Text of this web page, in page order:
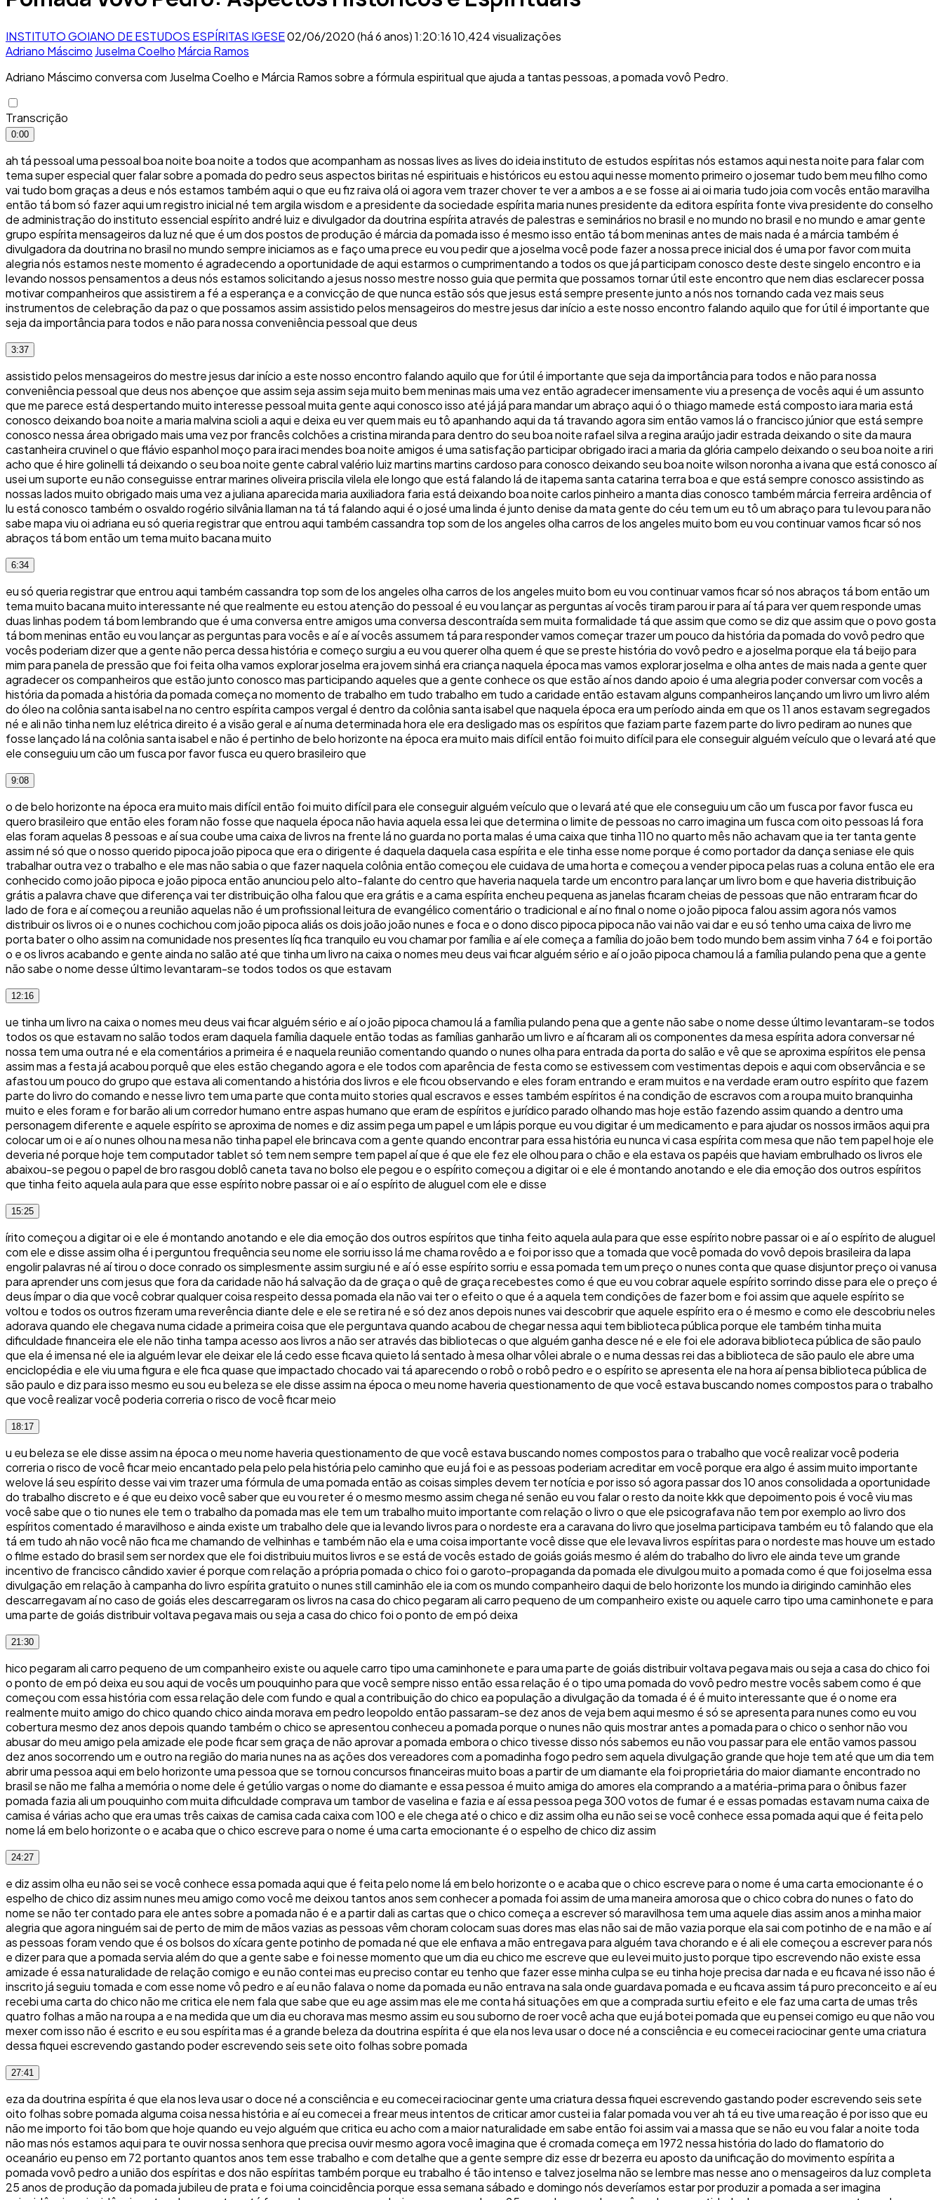
INSTITUTO GOIANO DE ESTUDOS ESPÍRITAS IGESE02/06/2020 (há 6 anos)1:20:1610,424 visualizações
Adriano Máscimo Juselma Coelho Márcia Ramos
Adriano Máscimo conversa com Juselma Coelho e Márcia Ramos sobre a fórmula espiritual que ajuda a tantas pessoas, a pomada vovô Pedro.
Transcrição
0:00
ah tá pessoal uma pessoal boa noite boa noite a todos que acompanham as nossas lives as lives do ideia instituto de estudos espíritas nós estamos aqui nesta noite para falar com
tema super especial quer falar sobre a pomada do pedro seus aspectos biritas né espirituais e históricos eu estou aqui nesse momento primeiro o josemar tudo bem meu filho como
vai tudo bom graças a deus e nós estamos também aqui o que eu fiz raiva olá oi agora vem trazer chover te ver a ambos a e se fosse ai ai oi maria tudo joia com vocês então maravilha
então tá bom só fazer aqui um registro inicial né tem argila wisdom e a presidente da sociedade espírita maria nunes presidente da editora espírita fonte viva presidente do conselho
de administração do instituto essencial espírito andré luiz e divulgador da doutrina espírita através de palestras e seminários no brasil e no mundo no brasil e no mundo e amar gente
grupo espírita mensageiros da luz né que é um dos postos de produção é márcia da pomada isso é mesmo isso então tá bom meninas antes de mais nada é a márcia também é
divulgadora da doutrina no brasil no mundo sempre iniciamos as e faço uma prece eu vou pedir que a joselma você pode fazer a nossa prece inicial dos é uma por favor com muita
alegria nós estamos neste momento é agradecendo a oportunidade de aqui estarmos o cumprimentando a todos os que já participam conosco deste deste singelo encontro e ia
levando nossos pensamentos a deus nós estamos solicitando a jesus nosso mestre nosso guia que permita que possamos tornar útil este encontro que nem dias esclarecer possa
motivar companheiros que assistirem a fé a esperança e a convicção de que nunca estão sós que jesus está sempre presente junto a nós nos tornando cada vez mais seus
instrumentos de celebração da paz o que possamos assim assistido pelos mensageiros do mestre jesus dar início a este nosso encontro falando aquilo que for útil é importante que
seja da importância para todos e não para nossa conveniência pessoal que deus
3:37
assistido pelos mensageiros do mestre jesus dar início a este nosso encontro falando aquilo que for útil é importante que seja da importância para todos e não para nossa
conveniência pessoal que deus nos abençoe que assim seja assim seja muito bem meninas mais uma vez então agradecer imensamente viu a presença de vocês aqui é um assunto
que me parece está despertando muito interesse pessoal muita gente aqui conosco isso até já já para mandar um abraço aqui ó o thiago mamede está composto iara maria está
conosco deixando boa noite a maria malvina scioli a aqui e deixa eu ver quem mais eu tô apanhando aqui da tá travando agora sim então vamos lá o francisco júnior que está sempre
conosco nessa área obrigado mais uma vez por francês colchões a cristina miranda para dentro do seu boa noite rafael silva a regina araújo jadir estrada deixando o site da maura
castanheira cruvinel o que flávio espanhol moço para iraci mendes boa noite amigos é uma satisfação participar obrigado iraci a maria da glória campelo deixando o seu boa noite a riri
acho que é hire golinelli tá deixando o seu boa noite gente cabral valério luiz martins martins cardoso para conosco deixando seu boa noite wilson noronha a ivana que está conosco aí
usei um suporte eu não conseguisse entrar marines oliveira priscila vilela ele longo que está falando lá de itapema santa catarina terra boa e que está sempre conosco assistindo as
nossas lados muito obrigado mais uma vez a juliana aparecida maria auxiliadora faria está deixando boa noite carlos pinheiro a manta dias conosco também márcia ferreira ardência of
lu está conosco também o osvaldo rogério silvânia llaman na tá tá falando aqui é o josé uma linda é junto denise da mata gente do céu tem um eu tô um abraço para tu levou para não
sabe mapa viu oi adriana eu só queria registrar que entrou aqui também cassandra top som de los angeles olha carros de los angeles muito bom eu vou continuar vamos ficar só nos
abraços tá bom então um tema muito bacana muito
6:34
eu só queria registrar que entrou aqui também cassandra top som de los angeles olha carros de los angeles muito bom eu vou continuar vamos ficar só nos abraços tá bom então um
tema muito bacana muito interessante né que realmente eu estou atenção do pessoal é eu vou lançar as perguntas aí vocês tiram parou ir para aí tá para ver quem responde umas
duas linhas podem tá bom lembrando que é uma conversa entre amigos uma conversa descontraída sem muita formalidade tá que assim que como se diz que assim que o povo gosta
tá bom meninas então eu vou lançar as perguntas para vocês e aí e aí vocês assumem tá para responder vamos começar trazer um pouco da história da pomada do vovô pedro que
vocês poderiam dizer que a gente não perca dessa história e começo surgiu a eu vou querer olha quem é que se preste história do vovô pedro e a joselma porque ela tá beijo para
mim para panela de pressão que foi feita olha vamos explorar joselma era jovem sinhá era criança naquela época mas vamos explorar joselma e olha antes de mais nada a gente quer
agradecer os companheiros que estão junto conosco mas participando aqueles que a gente conhece os que estão aí nos dando apoio é uma alegria poder conversar com vocês a
história da pomada a história da pomada começa no momento de trabalho em tudo trabalho em tudo a caridade então estavam alguns companheiros lançando um livro um livro além
do óleo na colônia santa isabel na no centro espírita campos vergal é dentro da colônia santa isabel que naquela época era um período ainda em que os 11 anos estavam segregados
né e ali não tinha nem luz elétrica direito é a visão geral e aí numa determinada hora ele era desligado mas os espíritos que faziam parte fazem parte do livro pediram ao nunes que
fosse lançado lá na colônia santa isabel e não é pertinho de belo horizonte na época era muito mais difícil então foi muito difícil para ele conseguir alguém veículo que o levará até que
ele conseguiu um cão um fusca por favor fusca eu quero brasileiro que
9:08
o de belo horizonte na época era muito mais difícil então foi muito difícil para ele conseguir alguém veículo que o levará até que ele conseguiu um cão um fusca por favor fusca eu
quero brasileiro que então eles foram não fosse que naquela época não havia aquela essa lei que determina o limite de pessoas no carro imagina um fusca com oito pessoas lá fora
elas foram aquelas 8 pessoas e aí sua coube uma caixa de livros na frente lá no guarda no porta malas é uma caixa que tinha 110 no quarto mês não achavam que ia ter tanta gente
assim né só que o nosso querido pipoca joão pipoca que era o dirigente é daquela daquela casa espírita e ele tinha esse nome porque é como portador da dança seniase ele quis
trabalhar outra vez o trabalho e ele mas não sabia o que fazer naquela colônia então começou ele cuidava de uma horta e começou a vender pipoca pelas ruas a coluna então ele era
conhecido como joão pipoca e joão pipoca então anunciou pelo alto-falante do centro que haveria naquela tarde um encontro para lançar um livro bom e que haveria distribuição
grátis a palavra chave que diferença vai ter distribuição olha falou que era grátis e a cama espírita encheu pequena as janelas ficaram cheias de pessoas que não entraram ficar do
lado de fora e aí começou a reunião aquelas não é um profissional leitura de evangélico comentário o tradicional e aí no final o nome o joão pipoca falou assim agora nós vamos
distribuir os livros oi e o nunes cochichou com joão pipoca aliás os dois joão joão nunes e foca e o dono disco pipoca pipoca não vai não vai dar e eu só tenho uma caixa de livro me
porta bater o olho assim na comunidade nos presentes líq fica tranquilo eu vou chamar por família e aí ele começa a família do joão bem todo mundo bem assim vinha 7 64 e foi portão
o e os livros acabando e gente ainda no salão até que tinha um livro na caixa o nomes meu deus vai ficar alguém sério e aí o joão pipoca chamou lá a família pulando pena que a gente
não sabe o nome desse último levantaram-se todos todos os que estavam
12:16
ue tinha um livro na caixa o nomes meu deus vai ficar alguém sério e aí o joão pipoca chamou lá a família pulando pena que a gente não sabe o nome desse último levantaram-se todos
todos os que estavam no salão todos eram daquela família daquele então todas as famílias ganharão um livro e aí ficaram ali os componentes da mesa espírita adora conversar né
nossa tem uma outra né e ela comentários a primeira é e naquela reunião comentando quando o nunes olha para entrada da porta do salão e vê que se aproxima espíritos ele pensa
assim mas a festa já acabou porquê que eles estão chegando agora e ele todos com aparência de festa como se estivessem com vestimentas depois e aqui com observância e se
afastou um pouco do grupo que estava ali comentando a história dos livros e ele ficou observando e eles foram entrando e eram muitos e na verdade eram outro espírito que fazem
parte do livro do comando e nesse livro tem uma parte que conta muito stories qual escravos e esses também espíritos é na condição de escravos com a roupa muito branquinha
muito e eles foram e for barão ali um corredor humano entre aspas humano que eram de espíritos e jurídico parado olhando mas hoje estão fazendo assim quando a dentro uma
personagem diferente e aquele espírito se aproxima de nomes e diz assim pega um papel e um lápis porque eu vou digitar é um medicamento e para ajudar os nossos irmãos aqui pra
colocar um oi e aí o nunes olhou na mesa não tinha papel ele brincava com a gente quando encontrar para essa história eu nunca vi casa espírita com mesa que não tem papel hoje ele
deveria né porque hoje tem computador tablet só tem nem sempre tem papel aí que é que ele fez ele olhou para o chão e ela estava os papéis que haviam embrulhado os livros ele
abaixou-se pegou o papel de bro rasgou doblô caneta tava no bolso ele pegou e o espírito começou a digitar oi e ele é montando anotando e ele dia emoção dos outros espíritos
que tinha feito aquela aula para que esse espírito nobre passar oi e aí o espírito de aluguel com ele e disse
15:25
írito começou a digitar oi e ele é montando anotando e ele dia emoção dos outros espíritos que tinha feito aquela aula para que esse espírito nobre passar oi e aí o espírito de aluguel
com ele e disse assim olha é i perguntou frequência seu nome ele sorriu isso lá me chama rovêdo a e foi por isso que a tomada que você pomada do vovô depois brasileira da lapa
engolir palavras né aí tirou o doce conrado os simplesmente assim surgiu né e aí ó esse espírito sorriu e essa pomada tem um preço o nunes conta que quase disjuntor preço oi vanusa
para aprender uns com jesus que fora da caridade não há salvação da de graça o quê de graça recebestes como é que eu vou cobrar aquele espírito sorrindo disse para ele o preço é
deus ímpar o dia que você cobrar qualquer coisa respeito dessa pomada ela não vai ter o efeito o que é a aquela tem condições de fazer bom e foi assim que aquele espírito se
voltou e todos os outros fizeram uma reverência diante dele e ele se retira né e só dez anos depois nunes vai descobrir que aquele espírito era o é mesmo e como ele descobriu neles
adorava quando ele chegava numa cidade a primeira coisa que ele perguntava quando acabou de chegar nessa aqui tem biblioteca pública porque ele também tinha muita
dificuldade financeira ele ele não tinha tampa acesso aos livros a não ser através das bibliotecas o que alguém ganha desce né e ele foi ele adorava biblioteca pública de são paulo
que ela é imensa né ele ia alguém levar ele deixar ele lá cedo esse ficava quieto lá sentado à mesa olhar vôlei abrale o e numa dessas rei das a biblioteca de são paulo ele abre uma
enciclopédia e ele viu uma figura e ele fica quase que impactado chocado vai tá aparecendo o robô o robô pedro e o espírito se apresenta ele na hora aí pensa biblioteca pública de
são paulo e diz para isso mesmo eu sou eu beleza se ele disse assim na época o meu nome haveria questionamento de que você estava buscando nomes compostos para o trabalho
que você realizar você poderia correria o risco de você ficar meio
18:17
u eu beleza se ele disse assim na época o meu nome haveria questionamento de que você estava buscando nomes compostos para o trabalho que você realizar você poderia
correria o risco de você ficar meio encantado pela pelo pela história pelo caminho que eu já foi e as pessoas poderiam acreditar em você porque era algo é assim muito importante
welove lá seu espírito desse vai vim trazer uma fórmula de uma pomada então as coisas simples devem ter notícia e por isso só agora passar dos 10 anos consolidada a oportunidade
do trabalho discreto e é que eu deixo você saber que eu vou reter é o mesmo mesmo assim chega né senão eu vou falar o resto da noite kkk que depoimento pois é você viu mas
você sabe que o tio nunes ele tem o trabalho da pomada mas ele tem um trabalho muito importante com relação o livro o que ele psicografava não tem por exemplo ao livro dos
espíritos comentado é maravilhoso e ainda existe um trabalho dele que ia levando livros para o nordeste era a caravana do livro que joselma participava também eu tô falando que ela
tá em tudo ah não você não fica me chamando de velhinhas e também não ela e uma coisa importante você disse que ele levava livros espíritas para o nordeste mas houve um estado
o filme estado do brasil sem ser nordex que ele foi distribuiu muitos livros e se está de vocês estado de goiás goiás mesmo é além do trabalho do livro ele ainda teve um grande
incentivo de francisco cândido xavier é porque com relação a própria pomada o chico foi o garoto-propaganda da pomada ele divulgou muito a pomada como é que foi joselma essa
divulgação em relação à campanha do livro espírita gratuito o nunes still caminhão ele ia com os mundo companheiro daqui de belo horizonte los mundo ia dirigindo caminhão eles
descarregavam aí no caso de goiás eles descarregaram os livros na casa do chico pegaram ali carro pequeno de um companheiro existe ou aquele carro tipo uma caminhonete e para
uma parte de goiás distribuir voltava pegava mais ou seja a casa do chico foi o ponto de em pó deixa
21:30
hico pegaram ali carro pequeno de um companheiro existe ou aquele carro tipo uma caminhonete e para uma parte de goiás distribuir voltava pegava mais ou seja a casa do chico foi
o ponto de em pó deixa eu sou aqui de vocês um pouquinho para que você sempre nisso então essa relação é o tipo uma pomada do vovô pedro mestre vocês sabem como é que
começou com essa história com essa relação dele com fundo e qual a contribuição do chico ea população a divulgação da tomada é é é muito interessante que é o nome era
realmente muito amigo do chico quando chico ainda morava em pedro leopoldo então passaram-se dez anos de veja bem aqui mesmo é só se apresenta para nunes como eu vou
cobertura mesmo dez anos depois quando também o chico se apresentou conheceu a pomada porque o nunes não quis mostrar antes a pomada para o chico o senhor não vou
abusar do meu amigo pela amizade ele pode ficar sem graça de não aprovar a pomada embora o chico tivesse disso nós sabemos eu não vou passar para ele então vamos passou
dez anos socorrendo um e outro na região do maria nunes na as ações dos vereadores com a pomadinha fogo pedro sem aquela divulgação grande que hoje tem até que um dia tem
abrir uma pessoa aqui em belo horizonte uma pessoa que se tornou concursos financeiras muito boas a partir de um diamante ela foi proprietária do maior diamante encontrado no
brasil se não me falha a memória o nome dele é getúlio vargas o nome do diamante e essa pessoa é muito amiga do amores ela comprando a a matéria-prima para o ônibus fazer
pomada fazia ali um pouquinho com muita dificuldade comprava um tambor de vaselina e fazia e aí essa pessoa pega 300 votos de fumar é e essas pomadas estavam numa caixa de
camisa é várias acho que era umas três caixas de camisa cada caixa com 100 e ele chega até o chico e diz assim olha eu não sei se você conhece essa pomada aqui que é feita pelo
nome lá em belo horizonte o e acaba que o chico escreve para o nome é uma carta emocionante é o espelho de chico diz assim
24:27
e diz assim olha eu não sei se você conhece essa pomada aqui que é feita pelo nome lá em belo horizonte o e acaba que o chico escreve para o nome é uma carta emocionante é o
espelho de chico diz assim nunes meu amigo como você me deixou tantos anos sem conhecer a pomada foi assim de uma maneira amorosa que o chico cobra do nunes o fato do
nome se não ter contado para ele antes sobre a pomada não é e a partir dali as cartas que o chico começa a escrever só maravilhosa tem uma aquele dias assim anos a minha maior
alegria que agora ninguém sai de perto de mim de mãos vazias as pessoas vêm choram colocam suas dores mas elas não sai de mão vazia porque ela sai com potinho de e na mão e aí
as pessoas foram vendo que é os bolsos do xícara gente potinho de pomada né que ele enfiava a mão entregava para alguém tava chorando e é ali ele começou a escrever para nós
e dizer para que a pomada servia além do que a gente sabe e foi nesse momento que um dia eu chico me escreve que eu levei muito justo porque tipo escrevendo não existe essa
amizade é essa naturalidade de relação comigo e eu não contei mas eu preciso contar eu tenho que fazer esse minha culpa se eu tinha hoje precisa dar nada e eu ficava né isso não é
inscrito já seguiu tomada e com esse nome vô pedro e aí eu não falava o nome da pomada eu não entrava na sala onde guardava pomada e eu ficava assim tá puro preconceito e aí eu
recebi uma carta do chico não me critica ele nem fala que sabe que eu age assim mas ele me conta há situações em que a comprada surtiu efeito e ele faz uma carta de umas três
quatro folhas a mão na roupa a e na medida que um dia eu chorava mas mesmo assim eu sou suborno de roer você acha que eu já botei pomada que eu pensei comigo eu que não vou
mexer com isso não é escrito e eu sou espírita mas é a grande beleza da doutrina espírita é que ela nos leva usar o doce né a consciência e eu comecei raciocinar gente uma criatura
dessa fiquei escrevendo gastando poder escrevendo seis sete oito folhas sobre pomada
27:41
eza da doutrina espírita é que ela nos leva usar o doce né a consciência e eu comecei raciocinar gente uma criatura dessa fiquei escrevendo gastando poder escrevendo seis sete
oito folhas sobre pomada alguma coisa nessa história e aí eu comecei a frear meus intentos de criticar amor custei ia falar pomada vou ver ah tá eu tive uma reação é por isso que eu
não me importo foi tão bom que hoje quando eu vejo alguém que critica eu acho com a maior naturalidade em sabe então foi assim vai a massa que se não eu vou falar a noite toda
não mas nós estamos aqui para te ouvir nossa senhora que precisa ouvir mesmo agora você imagina que é cromada começa em 1972 nessa história do lado do flamatorio do
oceanário eu penso em 72 portanto quantos anos tem esse trabalho e com detalhe que a gente sempre diz esse dr bezerra eu aposto da unificação do movimento espírita a
pomada vovô pedro a união dos espíritas e dos não espíritas também porque eu trabalho é tão intenso e talvez joselma não se lembre mas nesse ano o mensageiros da luz completa
25 anos de produção da pomada jubileu de prata e foi uma coincidência porque essa semana sábado e domingo nós deveríamos estar por produzir a pomada a ser imagina